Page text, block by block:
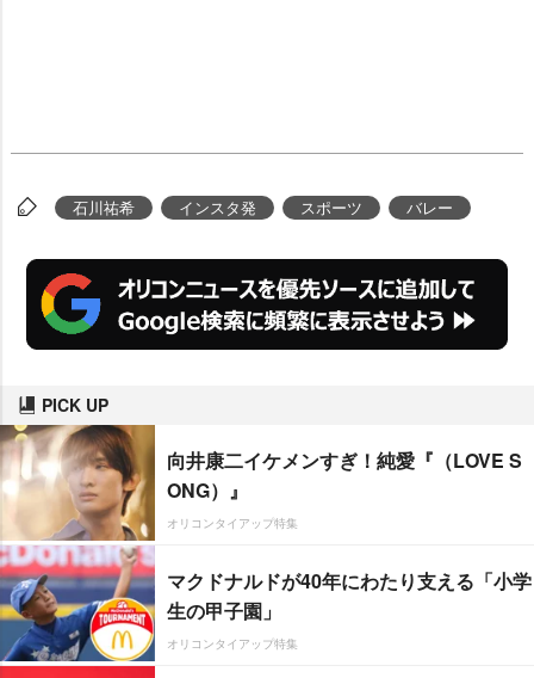
石川祐希 インスタ発 スポーツ バレー
PICK UP
向井康二イケメンすぎ！純愛『（LOVE S
ONG）』
オリコンタイアップ特集
マクドナルドが40年にわたり支える「小学
生の甲子園」
オリコンタイアップ特集